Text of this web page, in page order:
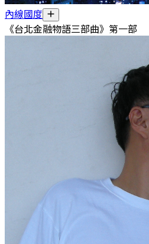
內線國度
《台北金融物語三部曲》第一部